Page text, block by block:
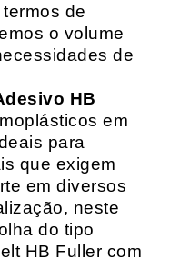
termos de
o volume
de
HB
em
para
que exigem
em diversos
neste
do tipo
HB Fuller com